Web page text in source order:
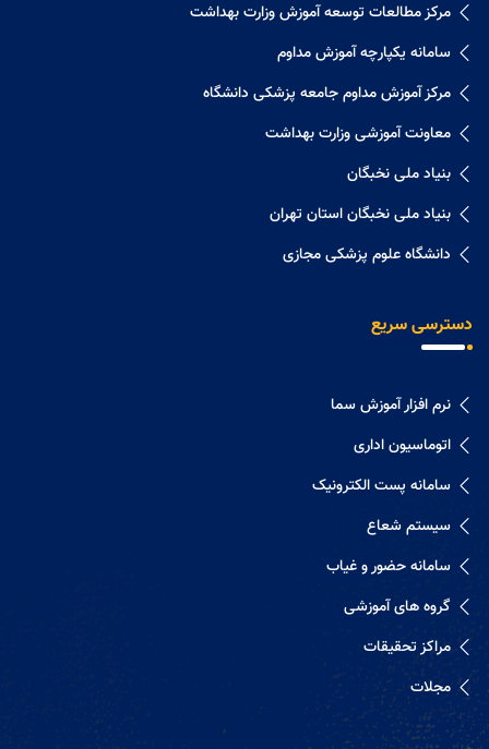
مرکز مطالعات توسعه آموزش وزارت بهداشت
سامانه یکپارچه آموزش مداوم
مرکز آموزش مداوم جامعه پزشکی دانشگاه
معاونت آموزشی وزارت بهداشت
بنیاد ملی نخبگان
بنیاد ملی نخبگان استان تهران
دانشگاه علوم پزشکی مجازی
دسترسی سریع
نرم افزار آموزش سما
اتوماسیون اداری
سامانه پست الکترونیک
سیستم شعاع
سامانه حضور و غیاب
گروه های آموزشی
مراکز تحقیقات
مجلات